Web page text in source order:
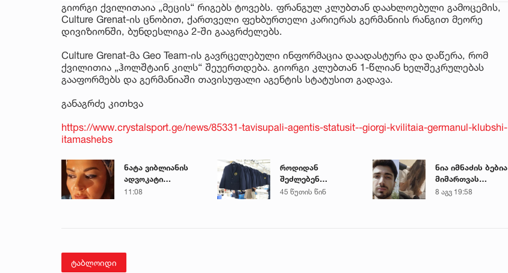
გიორგი ქვილითაია „მეცის“ რიგებს ტოვებს. ფრანგულ კლუბთან დაახლოებული გამოცემის,
Culture Grenat-ის ცნობით, ქართველი ფეხბურთელი კარიერას გერმანიის რანგით მეორე
დივიზიონში, ბუნდესლიგა 2-ში გააგრძელებს.
Culture Grenat-მა Geo Team-ის გავრცელებული ინფორმაცია დაადასტურა და დაწერა, რომ
ქვილითია „ჰოლშტაინ კილს“ შეუერთდება. გიორგი კლუბთან 1-წლიან ხელშეკრულებას
გააფორმებს და გერმანიაში თავისუფალი აგენტის სტატუსით გადავა.
განაგრძე კითხვა
https://www.crystalsport.ge/news/85331-tavisupali-agentis-statusit--giorgi-kvilitaia-germanul-klubshi-
itamashebs
ნატა ვიბლიანის
ადვოკატი
მიმართვას
11:08
როდიდან
შეძლებენ
მშობლები
45 წუთის წინ
ნია იმნაძის ბებია
მიმართვას
ავრცელებს
8 აგვ 19:58
ტაბლოიდი